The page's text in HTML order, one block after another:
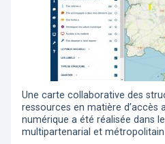
Une carte collaborative des
ressources en matière d’accès
numérique a été réalisée dans
multipartenarial et